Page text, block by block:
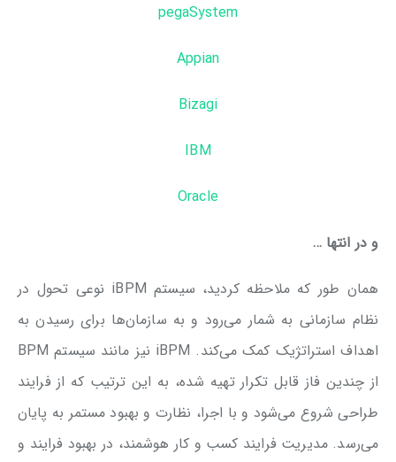
pegaSystem
Appian
Bizagi
IBM
Oracle
و در انتها …
همان طور که ملاحظه کردید، سیستم iBPM نوعی تحول در
نظام سازمانی به شمار می‌رود و به سازمان‌ها برای رسیدن به
اهداف استراتژیک کمک می‌کند. iBPM نیز مانند سیستم BPM
از چندین فاز قابل تکرار تهیه شده، به این ترتیب که از فرایند
طراحی شروع می‌شود و با اجرا، نظارت و بهبود مستمر به پایان
می‌رسد. مدیریت فرایند کسب و کار هوشمند، در بهبود فرایند و